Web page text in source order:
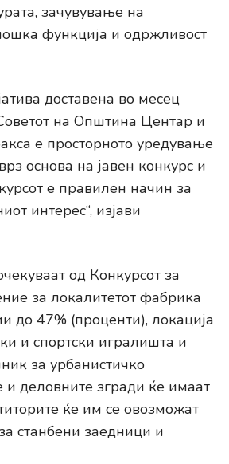
зачувување на
функција и одржливост
доставена во месец
на Општина Центар и
е просторното уредување
основа на јавен конкурс и
е правилен начин за
интерес“, изјави
од Конкурсот за
за локалитетот фабрика
до 47% (проценти), локација
и спортски игралишта и
за урбанистичко
деловните згради ќе имаат
ќе им се овозможат
станбени заедници и